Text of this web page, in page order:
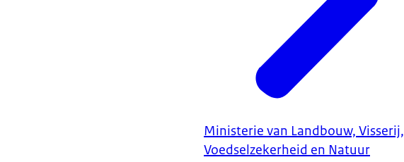
Ministerie van Landbouw, Visserij,
Voedselzekerheid en Natuur